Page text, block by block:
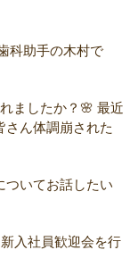
科助手の木村で
ましたか？🌸 最近
さん体調崩された
ついてお話したい
入社員歓迎会を行